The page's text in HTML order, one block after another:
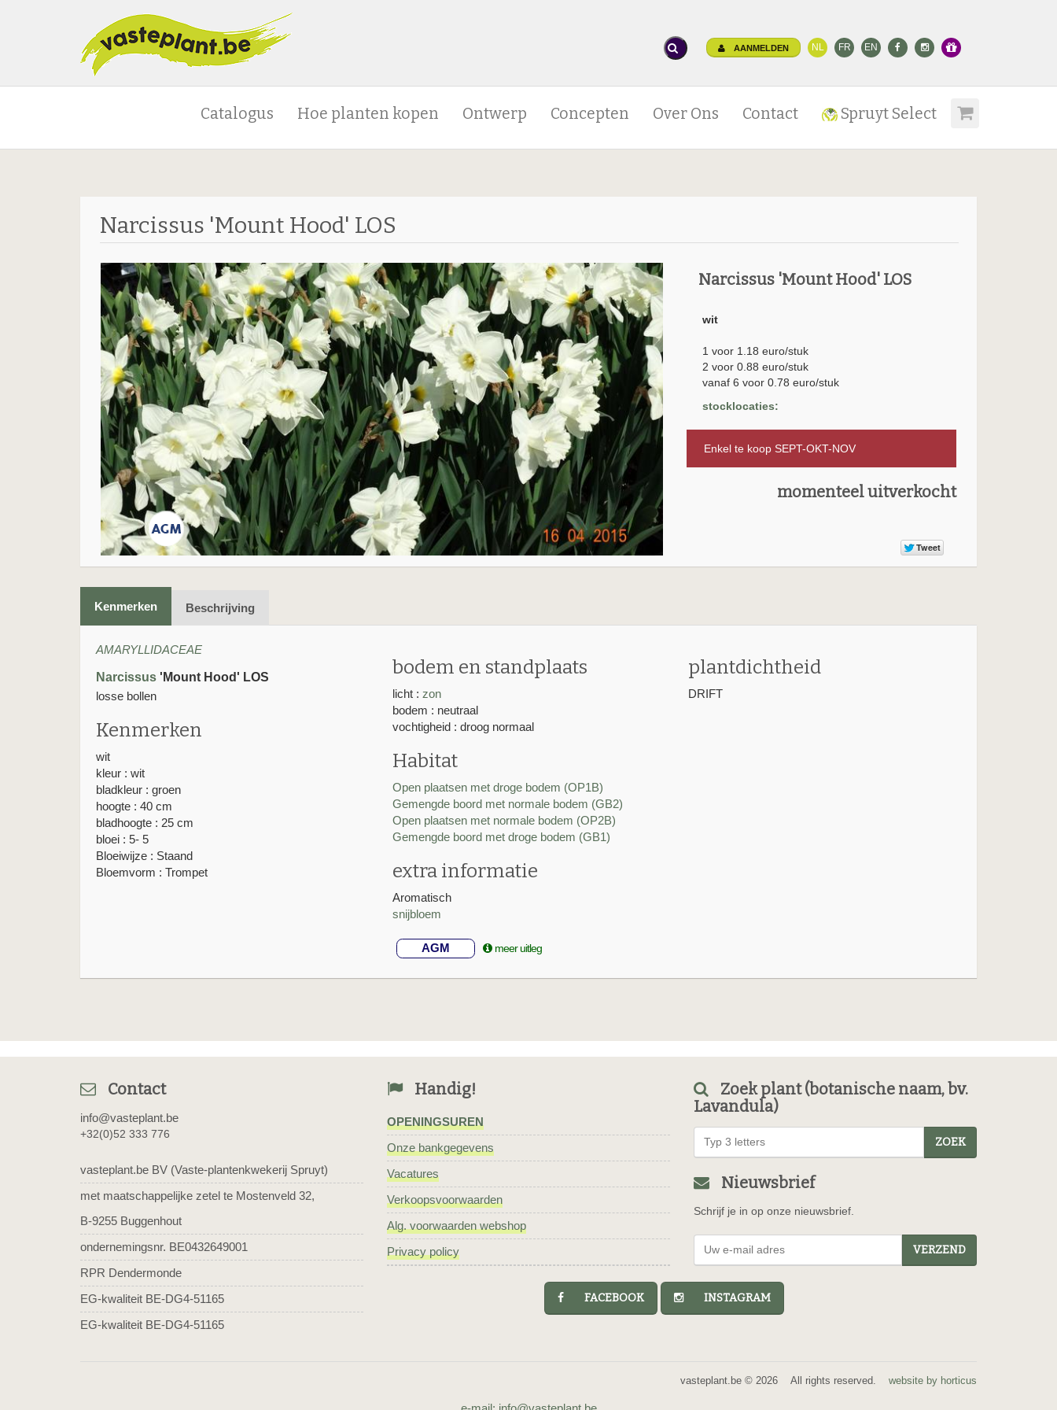
AANMELDEN NL FR EN
Catalogus Hoe planten kopen Ontwerp Concepten Over Ons Contact Spruyt Select
Narcissus 'Mount Hood' LOS
Narcissus 'Mount Hood' LOS
wit
1 voor 1.18 euro/stuk
2 voor 0.88 euro/stuk
vanaf 6 voor 0.78 euro/stuk
stocklocaties:
Enkel te koop SEPT-OKT-NOV
momenteel uitverkocht
Kenmerken Beschrijving
AMARYLLIDACEAE
Narcissus 'Mount Hood' LOS
losse bollen
Kenmerken
wit
kleur : wit
bladkleur : groen
hoogte : 40 cm
bladhoogte : 25 cm
bloei : 5- 5
Bloeiwijze : Staand
Bloemvorm : Trompet
bodem en standplaats
licht : zon
bodem : neutraal
vochtigheid : droog normaal
Habitat
Open plaatsen met droge bodem (OP1B)
Gemengde boord met normale bodem (GB2)
Open plaatsen met normale bodem (OP2B)
Gemengde boord met droge bodem (GB1)
extra informatie
Aromatisch
snijbloem
AGM meer uitleg
plantdichtheid
DRIFT
Contact
info@vasteplant.be
+32(0)52 333 776
vasteplant.be BV (Vaste-plantenkwekerij Spruyt)
met maatschappelijke zetel te Mostenveld 32,
B-9255 Buggenhout
ondernemingsnr. BE0432649001
RPR Dendermonde
EG-kwaliteit BE-DG4-51165
EG-kwaliteit BE-DG4-51165
Handig!
OPENINGSUREN
Onze bankgegevens
Vacatures
Verkoopsvoorwaarden
Alg. voorwaarden webshop
Privacy policy
Zoek plant (botanische naam, bv.
Lavandula)
ZOEK
Nieuwsbrief
Schrijf je in op onze nieuwsbrief.
VERZEND
FACEBOOK INSTAGRAM
vasteplant.be © 2026 All rights reserved. website by horticus